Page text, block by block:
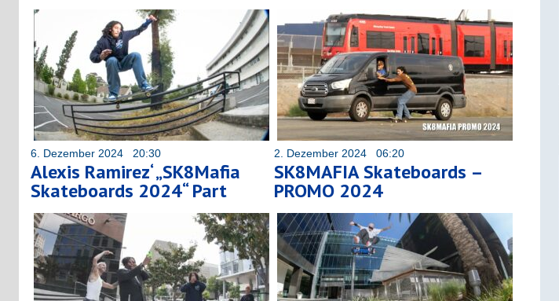
6. Dezember 2024 20:30
Alexis Ramirez‘ „SK8Mafia
Skateboards 2024“ Part
2. Dezember 2024 06:20
SK8MAFIA Skateboards –
PROMO 2024